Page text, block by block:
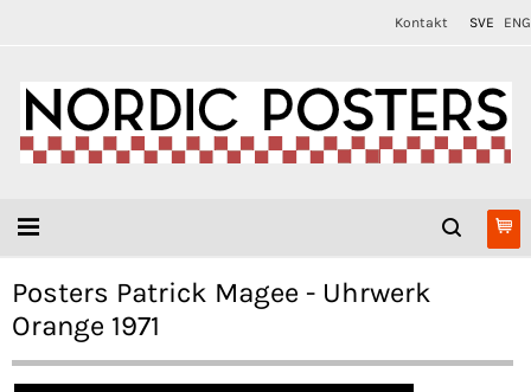
Kontakt SVE ENG
Posters Patrick Magee - Uhrwerk
Orange 1971